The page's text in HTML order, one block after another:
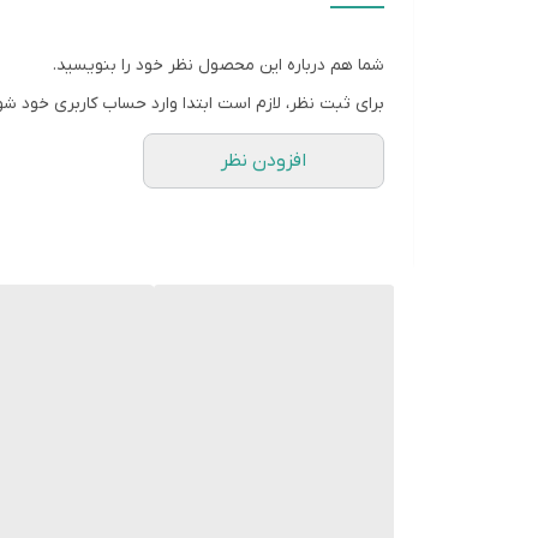
بسیار آسان است
شما هم درباره این محصول نظر خود را بنویسید.
برای ثبت نظر، لازم است ابتدا وارد حساب کاربری خود
افزودن نظر